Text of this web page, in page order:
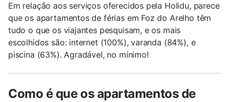
Em relação aos serviços oferecidos pela Holidu, parece
que os apartamentos de férias em Foz do Arelho têm
tudo o que os viajantes pesquisam, e os mais
escolhidos são: internet (100%), varanda (84%), e
piscina (63%). Agradável, no mínimo!
Como é que os apartamentos de